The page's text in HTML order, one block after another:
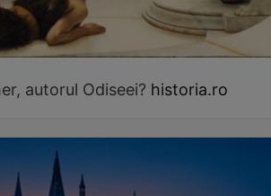
autorul Odiseei? historia.ro